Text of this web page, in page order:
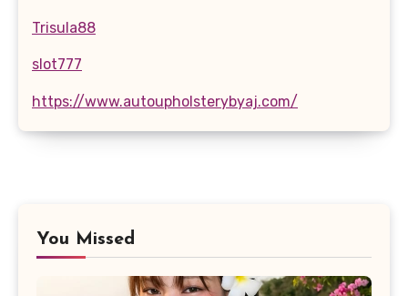
Trisula88
slot777
https://www.autoupholsterybyaj.com/
You Missed